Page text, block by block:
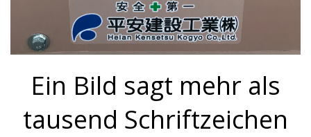
Ein Bild sagt mehr als
tausend Schriftzeichen